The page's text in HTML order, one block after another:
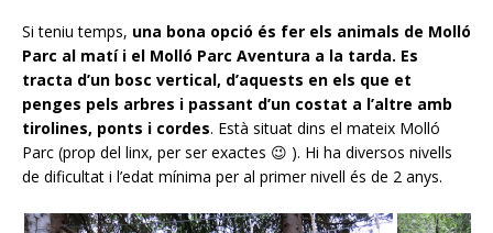
Si teniu temps, una bona opció és fer els animals de Molló
Parc al matí i el Molló Parc Aventura a la tarda. Es
tracta d’un bosc vertical, d’aquests en els que et
penges pels arbres i passant d’un costat a l’altre amb
tirolines, ponts i cordes. Està situat dins el mateix Molló
Parc (prop del linx, per ser exactes 😉 ). Hi ha diversos nivells
de dificultat i l’edat mínima per al primer nivell és de 2 anys.